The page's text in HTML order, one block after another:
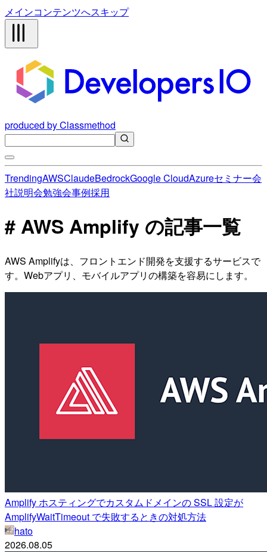
メインコンテンツへスキップ
produced by Classmethod
TrendingAWSClaudeBedrockGoogle CloudAzureセミナー会
社説明会勉強会事例採用
# AWS Amplify の記事一覧
AWS Amplifyは、フロントエンド開発を支援するサービスで
す。Webアプリ、モバイルアプリの構築を容易にします。
Amplify ホスティングでカスタムドメインの SSL 設定が
AmplifyWaitTimeout で失敗するときの対処方法
hato
2026.08.05